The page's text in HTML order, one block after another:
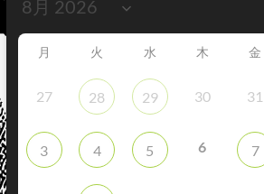
月 火 水 木 金
27 28 29 30 31
3 4 5 6 7